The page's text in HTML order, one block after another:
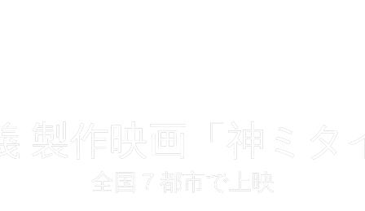
製作映画「神ミタ
全国７都市で上映